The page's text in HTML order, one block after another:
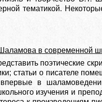
тематикой.
в современной
поэтические
статьи о писателе
в
изучения и